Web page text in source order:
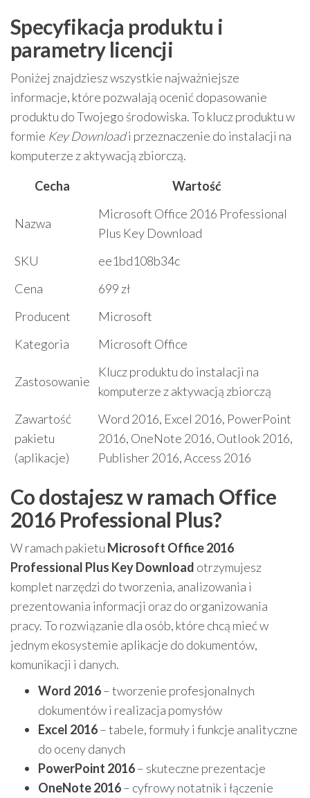
Specyfikacja produktu i
parametry licencji
Poniżej znajdziesz wszystkie najważniejsze
informacje, które pozwalają ocenić dopasowanie
produktu do Twojego środowiska. To klucz produktu w
formie Key Downloadi przeznaczenie do instalacji na
komputerze z aktywacją zbiorczą.
Cecha
Wartość
Nazwa
Microsoft Office 2016 Professional
Plus Key Download
SKU
ee1bd108b34c
Cena
699 zł
Producent
Microsoft
Kategoria
Microsoft Office
Zastosowanie
Klucz produktu do instalacji na
komputerze z aktywacją zbiorczą
Zawartość
pakietu
(aplikacje)
Word 2016, Excel 2016, PowerPoint
2016, OneNote 2016, Outlook 2016,
Publisher 2016, Access 2016
Co dostajesz w ramach Office
2016 Professional Plus?
W ramach pakietu Microsoft Office 2016
Professional Plus Key Download otrzymujesz
komplet narzędzi do tworzenia, analizowania i
prezentowania informacji oraz do organizowania
pracy. To rozwiązanie dla osób, które chcą mieć w
jednym ekosystemie aplikacje do dokumentów,
komunikacji i danych.
Word 2016– tworzenie profesjonalnych
dokumentów i realizacja pomysłów
Excel 2016– tabele, formuły i funkcje analityczne
do oceny danych
PowerPoint 2016– skuteczne prezentacje
OneNote 2016– cyfrowy notatnik i łączenie